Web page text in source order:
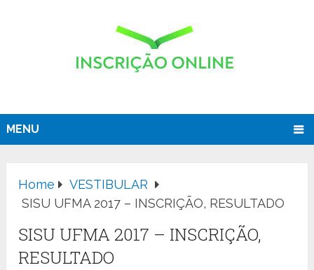
MENU
Home
VESTIBULAR
SISU UFMA 2017 – INSCRIÇÃO, RESULTADO
SISU UFMA 2017 – INSCRIÇÃO,
RESULTADO